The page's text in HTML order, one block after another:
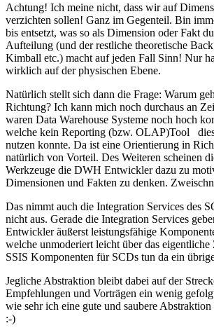
Achtung! Ich meine nicht, dass wir auf
verzichten sollen! Ganz im Gegenteil. Bin
bis entsetzt, was so als Dimension oder Fakt
Aufteilung (und der restliche theoretische
Kimball etc.) macht auf jeden Fall Sinn! Nur
wirklich auf der physischen Ebene.
Natürlich stellt sich dann die Frage: Warum
Richtung? Ich kann mich noch durchaus an
waren Data Warehouse Systeme noch hoch
welche kein Reporting (bzw. OLAP)Tool
nutzen konnte. Da ist eine Orientierung in
natürlich von Vorteil. Des Weiteren scheinen
Werkzeuge die DWH Entwickler dazu zu
Dimensionen und Fakten zu denken.
Das nimmt auch die Integration Services des
nicht aus. Gerade die Integration Services
Entwickler äußerst leistungsfähige
welche unmoderiert leicht über das eigentliche
SSIS Komponenten für SCDs tun da ein
Jegliche Abstraktion bleibt dabei auf der
Empfehlungen und Vorträgen ein wenig
wie sehr ich eine gute und saubere Abstraktion
:-)